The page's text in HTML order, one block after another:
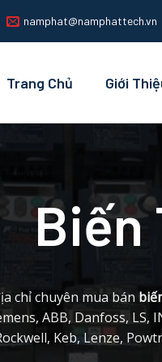
namphat@namphattech.vn
Trang Chủ Giới
Biến
chỉ chuyên mua bán
ABB, Danfoss,
Keb, Lenze,